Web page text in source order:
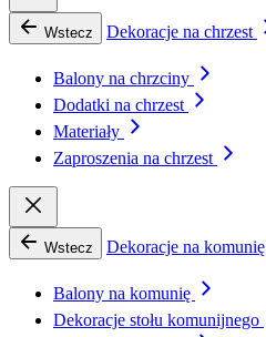
Wstecz Dekoracje na chrzest
Balony na chrzciny
Dodatki na chrzest
Materiały
Zaproszenia na chrzest
Wstecz Dekoracje na komunię
Balony na komunię
Dekoracje stołu komunijnego